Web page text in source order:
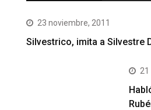
23 noviembre, 2011
Silvestrico, imita a Silvestre